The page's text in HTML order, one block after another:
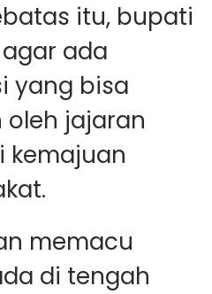
itu, bupati
ada
yang bisa
jajaran
kemajuan
memacu
di tengah